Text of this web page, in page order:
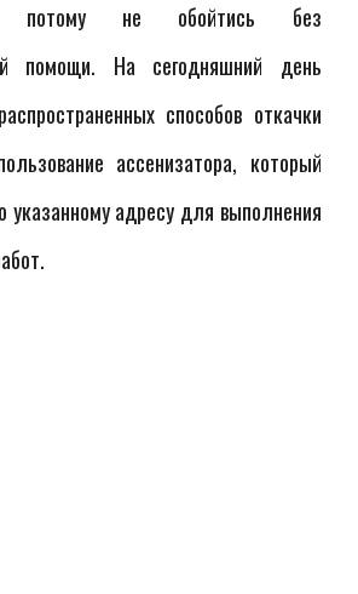
потому не обойтись без
помощи. На сегодняшний день
способов откачки
ассенизатора, который
указанному адресу для выполнения